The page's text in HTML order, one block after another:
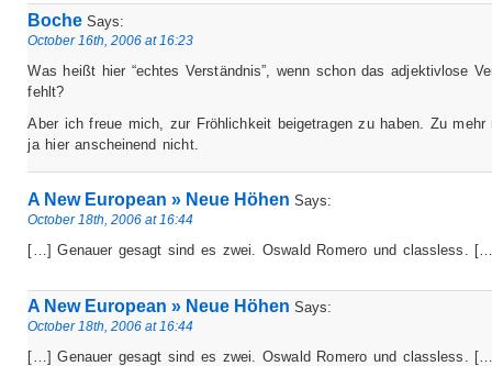
Boche Says:
October 16th, 2006 at 16:23
Was heißt hier “echtes Verständnis”, wenn schon das adjektivlose
fehlt?
Aber ich freue mich, zur Fröhlichkeit beigetragen zu haben. Zu mehr
ja hier anscheinend nicht.
A New European » Neue Höhen Says:
October 18th, 2006 at 16:44
[…] Genauer gesagt sind es zwei. Oswald Romero und classless.
A New European » Neue Höhen Says:
October 18th, 2006 at 16:44
[…] Genauer gesagt sind es zwei. Oswald Romero und classless.